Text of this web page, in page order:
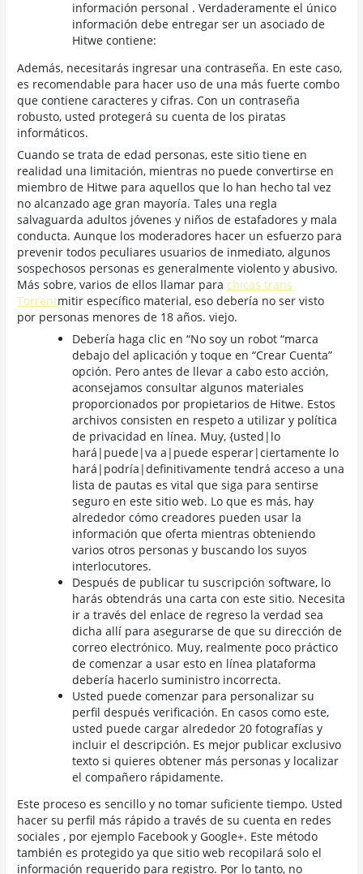
información personal . Verdaderamente el único
información debe entregar ser un asociado de
Hitwe contiene:
Además, necesitarás ingresar una contraseña. En este caso,
es recomendable para hacer uso de una más fuerte combo
que contiene caracteres y cifras. Con un contraseña
robusto, usted protegerá su cuenta de los piratas
informáticos.
Cuando se trata de edad personas, este sitio tiene en
realidad una limitación, mientras no puede convertirse en
miembro de Hitwe para aquellos que lo han hecho tal vez
no alcanzado age gran mayoría. Tales una regla
salvaguarda adultos jóvenes y niños de estafadores y mala
conducta. Aunque los moderadores hacer un esfuerzo para
prevenir todos peculiares usuarios de inmediato, algunos
sospechosos personas es generalmente violento y abusivo.
Más sobre, varios de ellos llamar para chicas trans
Torrentmitir específico material, eso debería no ser visto
por personas menores de 18 años. viejo.
Debería haga clic en “No soy un robot “marca
debajo del aplicación y toque en “Crear Cuenta”
opción. Pero antes de llevar a cabo esto acción,
aconsejamos consultar algunos materiales
proporcionados por propietarios de Hitwe. Estos
archivos consisten en respeto a utilizar y política
de privacidad en línea. Muy, {usted|lo
hará|puede|va a|puede esperar|ciertamente lo
hará|podría|definitivamente tendrá acceso a una
lista de pautas es vital que siga para sentirse
seguro en este sitio web. Lo que es más, hay
alrededor cómo creadores pueden usar la
información que oferta mientras obteniendo
varios otros personas y buscando los suyos
interlocutores.
Después de publicar tu suscripción software, lo
harás obtendrás una carta con este sitio. Necesita
ir a través del enlace de regreso la verdad sea
dicha allí para asegurarse de que su dirección de
correo electrónico. Muy, realmente poco práctico
de comenzar a usar esto en línea plataforma
debería hacerlo suministro incorrecta.
Usted puede comenzar para personalizar su
perfil después verificación. En casos como este,
usted puede cargar alrededor 20 fotografías y
incluir el descripción. Es mejor publicar exclusivo
texto si quieres obtener más personas y localizar
el compañero rápidamente.
Este proceso es sencillo y no tomar suficiente tiempo. Usted
hacer su perfil más rápido a través de su cuenta en redes
sociales , por ejemplo Facebook y Google+. Este método
también es protegido ya que sitio web recopilará solo el
información requerido para registro. Por lo tanto, no